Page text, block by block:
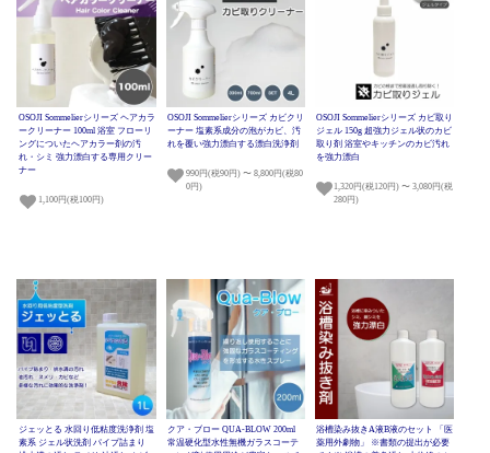
OSOJI Sommelierシリーズ ヘアカラ
ークリーナー 100ml 浴室 フローリ
ングについたヘアカラー剤の汚
れ・シミ 強力漂白する専用クリー
ナー
1,100円(税100円)
OSOJI Sommelierシリーズ カビクリ
ーナー 塩素系成分の泡がカビ、汚
れを覆い強力漂白する漂白洗浄剤
990円(税90円) 〜 8,800円(税80
0円)
OSOJI Sommelierシリーズ カビ取り
ジェル 150g 超強力ジェル状のカビ
取り剤 浴室やキッチンのカビ汚れ
を強力漂白
1,320円(税120円) 〜 3,080円(税
280円)
ジェッとる 水回り低粘度洗浄剤 塩
素系 ジェル状洗剤 パイプ詰まり
クア・ブロー QUA-BLOW 200ml
常温硬化型水性無機ガラスコーテ
浴槽染み抜きA液B液のセット 「医
薬用外劇物」 ※書類の提出が必要